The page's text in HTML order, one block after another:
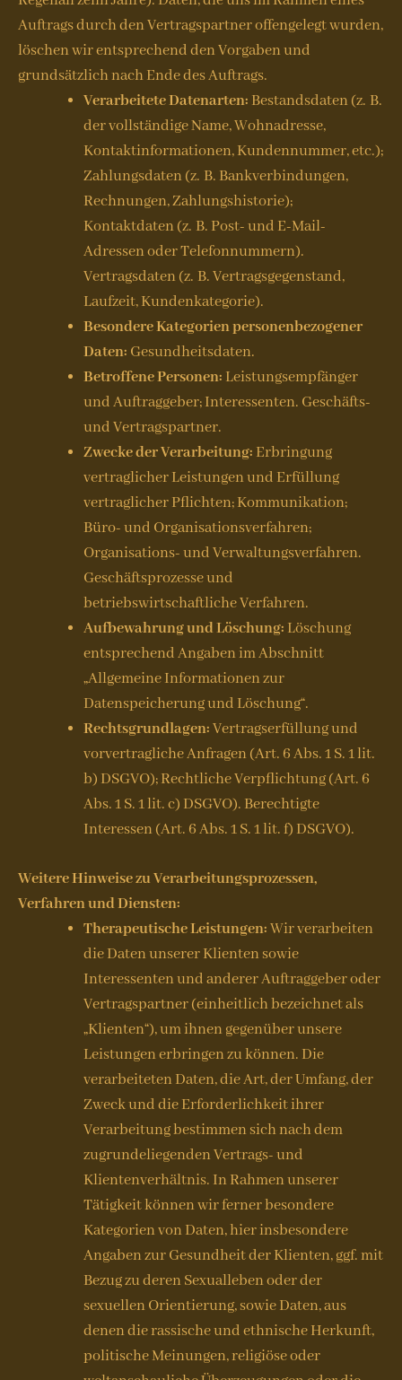
Auftrags durch den Vertragspartner offengelegt wurden,
löschen wir entsprechend den Vorgaben und
grundsätzlich nach Ende des Auftrags.
Verarbeitete Datenarten: Bestandsdaten (z. B.
der vollständige Name, Wohnadresse,
Kontaktinformationen, Kundennummer, etc.);
Zahlungsdaten (z. B. Bankverbindungen,
Rechnungen, Zahlungshistorie);
Kontaktdaten (z. B. Post- und E-Mail-
Adressen oder Telefonnummern).
Vertragsdaten (z. B. Vertragsgegenstand,
Laufzeit, Kundenkategorie).
Besondere Kategorien personenbezogener
Daten: Gesundheitsdaten.
Betroffene Personen: Leistungsempfänger
und Auftraggeber; Interessenten. Geschäfts-
und Vertragspartner.
Zwecke der Verarbeitung: Erbringung
vertraglicher Leistungen und Erfüllung
vertraglicher Pflichten; Kommunikation;
Büro- und Organisationsverfahren;
Organisations- und Verwaltungsverfahren.
Geschäftsprozesse und
betriebswirtschaftliche Verfahren.
Aufbewahrung und Löschung: Löschung
entsprechend Angaben im Abschnitt
„Allgemeine Informationen zur
Datenspeicherung und Löschung“.
Rechtsgrundlagen:Vertragserfüllung und
vorvertragliche Anfragen (Art. 6 Abs. 1 S. 1 lit.
b) DSGVO); Rechtliche Verpflichtung (Art. 6
Abs. 1 S. 1 lit. c) DSGVO). Berechtigte
Interessen (Art. 6 Abs. 1 S. 1 lit. f) DSGVO).
Weitere Hinweise zu Verarbeitungsprozessen,
Verfahren und Diensten:
Therapeutische Leistungen:Wir verarbeiten
die Daten unserer Klienten sowie
Interessenten und anderer Auftraggeber oder
Vertragspartner (einheitlich bezeichnet als
„Klienten“), um ihnen gegenüber unsere
Leistungen erbringen zu können. Die
verarbeiteten Daten, die Art, der Umfang, der
Zweck und die Erforderlichkeit ihrer
Verarbeitung bestimmen sich nach dem
zugrundeliegenden Vertrags- und
Klientenverhältnis. In Rahmen unserer
Tätigkeit können wir ferner besondere
Kategorien von Daten, hier insbesondere
Angaben zur Gesundheit der Klienten, ggf. mit
Bezug zu deren Sexualleben oder der
sexuellen Orientierung, sowie Daten, aus
denen die rassische und ethnische Herkunft,
politische Meinungen, religiöse oder